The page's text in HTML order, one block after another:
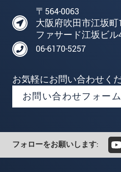
〒564-0063
大阪府吹田市江坂町
ファサード江坂ビル
06-6170-5257
お気軽にお問い合わせく
お問い合わせフォーム
フォローをお願いします: